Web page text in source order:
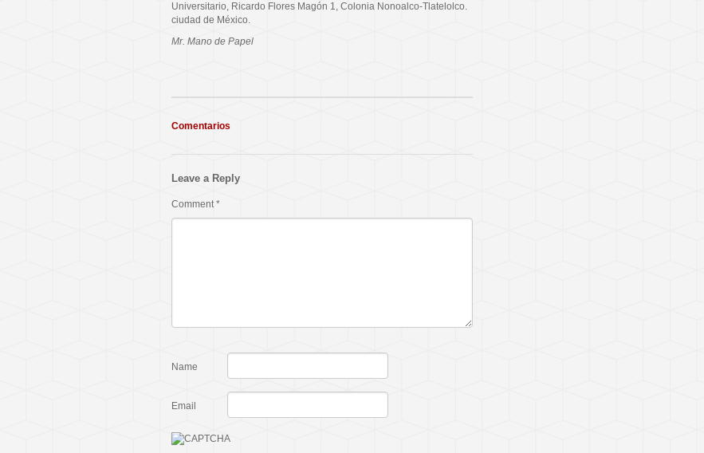
Universitario, Ricardo Flores Magón 1, Colonia Nonoalco-Tlatelolco.
ciudad de México.
Mr. Mano de Papel
Comentarios
Leave a Reply
Comment *
Name
Email